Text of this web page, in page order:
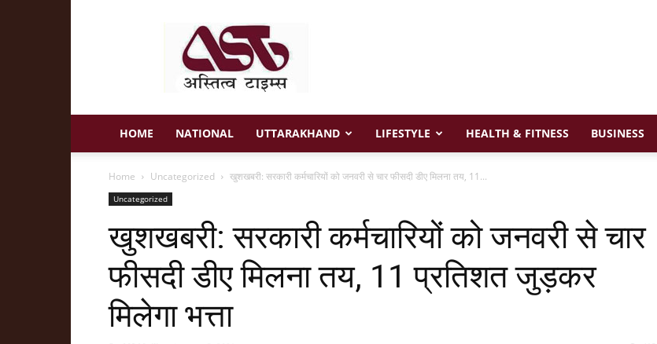
Astitva
Times
HOME NATIONAL UTTARAKHAND LIFESTYLE HEALTH & FITNESS BUSINESS
Home Uncategorized खुशखबरी: सरकारी कर्मचारियों को जनवरी से चार फीसदी डीए मिलना तय, 11...
Uncategorized
खुशखबरी: सरकारी कर्मचारियों को जनवरी से चार
फीसदी डीए मिलना तय, 11 प्रतिशत जुड़कर
मिलेगा भत्ता